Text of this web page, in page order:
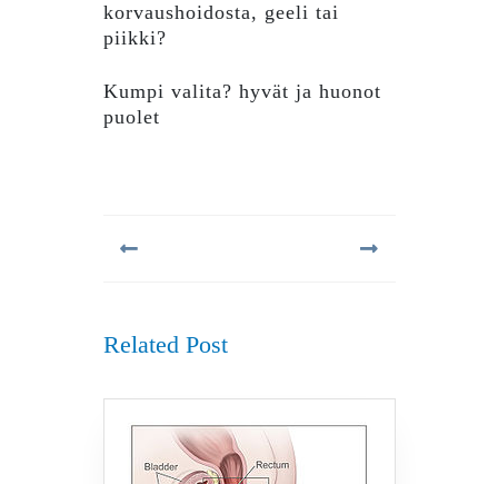
korvaushoidosta, geeli tai
piikki?
Kumpi valita? hyvät ja huonot
puolet
Related Post